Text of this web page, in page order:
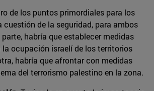
de los puntos primordiales para los
cuestión de la seguridad, para ambos
habría que establecer medidas
ocupación israelí de los territorios
habría que afrontar con medidas
del terrorismo palestino en la zona.